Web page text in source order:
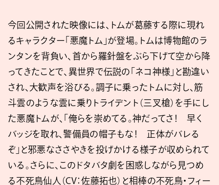
今回公開された映像には、トムが葛藤する際に現れ
るキャラクター「悪魔トム」が登場。トムは博物館のラ
ンタンを背負い、首から羅針盤をぶら下げて空から降
ってきたことで、異世界で伝説の「ネコ神様」と勘違い
され、大歓声を浴びる。調子に乗ったトムに対し、筋
斗雲のような雲に乗りトライデント（三叉槍）を手にし
た悪魔トムが、「俺らを崇めてる。神だってさ！ 早く
バッジを取れ、警備員の帽子もな！ 正体がバレる
ぞ」と邪悪なささやきを投げかける様子が収められて
いる。さらに、このドタバタ劇を困惑しながら見つめ
る不死鳥仙人（CV：佐藤拓也）と相棒の不死鳥・フィー